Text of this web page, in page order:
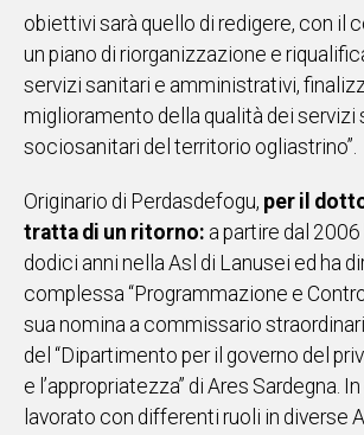
obiettivi sarà quello di redigere, con il
un piano di riorganizzazione e
servizi sanitari e amministrativi,
miglioramento della qualità dei servizi
sociosanitari del territorio ogliastrino”.
Originario di Perdasdefogu, per il
tratta di un ritorno: a partire dal
dodici anni nella Asl di Lanusei ed ha
complessa “Programmazione e
sua nomina a commissario
del “Dipartimento per il governo del
e l’appropriatezza” di Ares Sardegna.
lavorato con differenti ruoli in diverse